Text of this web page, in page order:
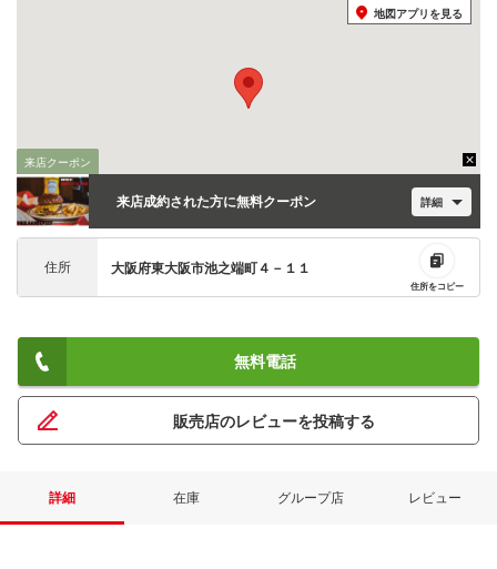
来店クーポン
来店成約された方に無料クーポン 詳細
地図アプリを見る
住所 大阪府東大阪市池之端町４－１１
住所をコピー
無料電話
販売店のレビューを投稿する
詳細 在庫 グループ店 レビュー